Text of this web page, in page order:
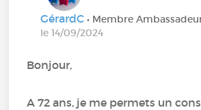
GérardC• Membre
le 14/09/2024
Bonjour,
A 72 ans, je me permets un